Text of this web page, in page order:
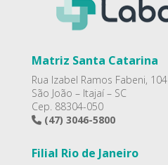
Matriz Santa Catarina
Rua Izabel Ramos Fabeni, 104
São João – Itajaí – SC
Cep. 88304-050
(47) 3046-5800
Filial Rio de Janeiro